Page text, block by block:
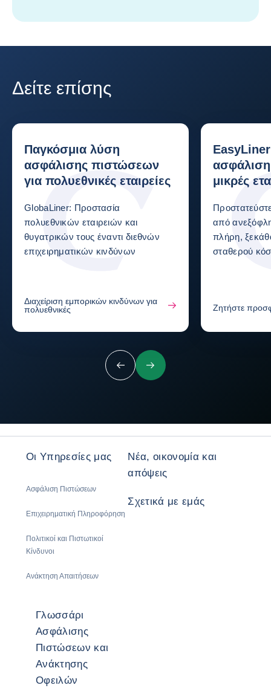
Δείτε επίσης
Παγκόσμια λύση
ασφάλισης πιστώσεων
για πολυεθνικές εταιρείες
GlobaLiner: Προστασία
πολυεθνικών εταιρειών και
θυγατρικών τους έναντι διεθνών
επιχειρηματικών κινδύνων
Διαχείριση εμπορικών κινδύνων για
πολυεθνικές
μικρές
από
πλήρη,
σταθερού
Ζητήστε
Προηγούμενο
Επόμενο
Οι Υπηρεσίες μας
Ασφάλιση Πιστώσεων
Επιχειρηματική Πληροφόρηση
Πολιτικοί και Πιστωτικοί
Κίνδυνοι
Ανάκτηση Απαιτήσεων
Νέα, οικονομία και
απόψεις
Σχετικά με εμάς
Γλωσσάρι
Ασφάλισης
Πιστώσεων και
Ανάκτησης
Οφειλών